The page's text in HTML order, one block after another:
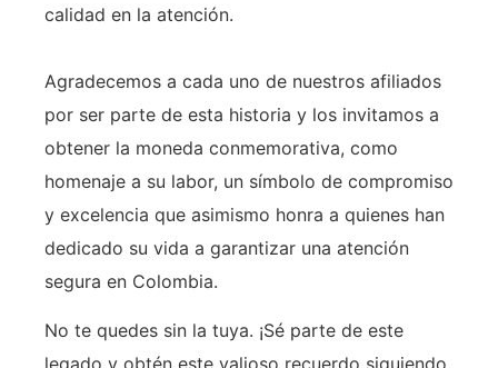
calidad en la atención.
Agradecemos a cada uno de nuestros afiliados
por ser parte de esta historia y los invitamos a
obtener la moneda conmemorativa, como
homenaje a su labor, un símbolo de compromiso
y excelencia que asimismo honra a quienes han
dedicado su vida a garantizar una atención
segura en Colombia.
No te quedes sin la tuya. ¡Sé parte de este